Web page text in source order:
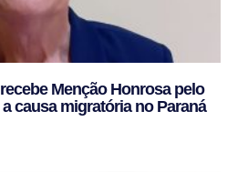
Menção Honrosa pelo
causa migratória no Paraná